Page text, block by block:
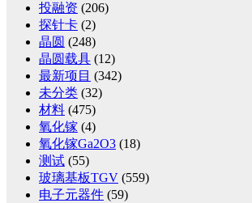
投融资 (206)
探针卡 (2)
晶圆 (248)
晶圆载具 (12)
最新项目 (342)
未分类 (32)
材料 (475)
氧化镓 (4)
氧化镓Ga2O3 (18)
测试 (55)
玻璃基板TGV (559)
电子元器件 (59)